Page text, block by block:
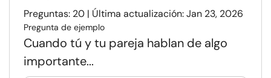
Preguntas: 20 | Última actualización: Jan 23, 2026
Pregunta de ejemplo
Cuando tú y tu pareja hablan de algo
importante...